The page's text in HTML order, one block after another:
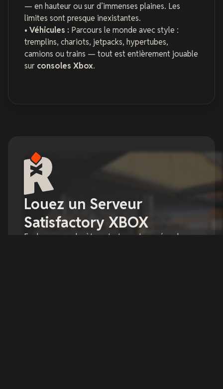
— en hauteur ou sur d’immenses plaines. Les
limites sont presque inexistantes.
• Véhicules : Parcours le monde avec style :
tremplins, chariots, jetpacks, hypertubes,
camions ou trains — tout est entièrement jouable
sur consoles Xbox.
Louez un Serveur
Satisfactory XBOX
Explorez une planète extraterrestre, créez des